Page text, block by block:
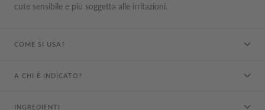
cute sensibile e più soggetta alle irritazioni.
COME SI USA?
A CHI È INDICATO?
INGREDIENTI